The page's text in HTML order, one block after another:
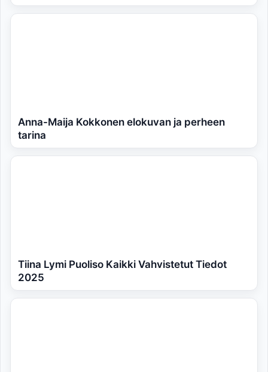
Anna-Maija Kokkonen elokuvan ja perheen
tarina
Tiina Lymi Puoliso Kaikki Vahvistetut Tiedot
2025